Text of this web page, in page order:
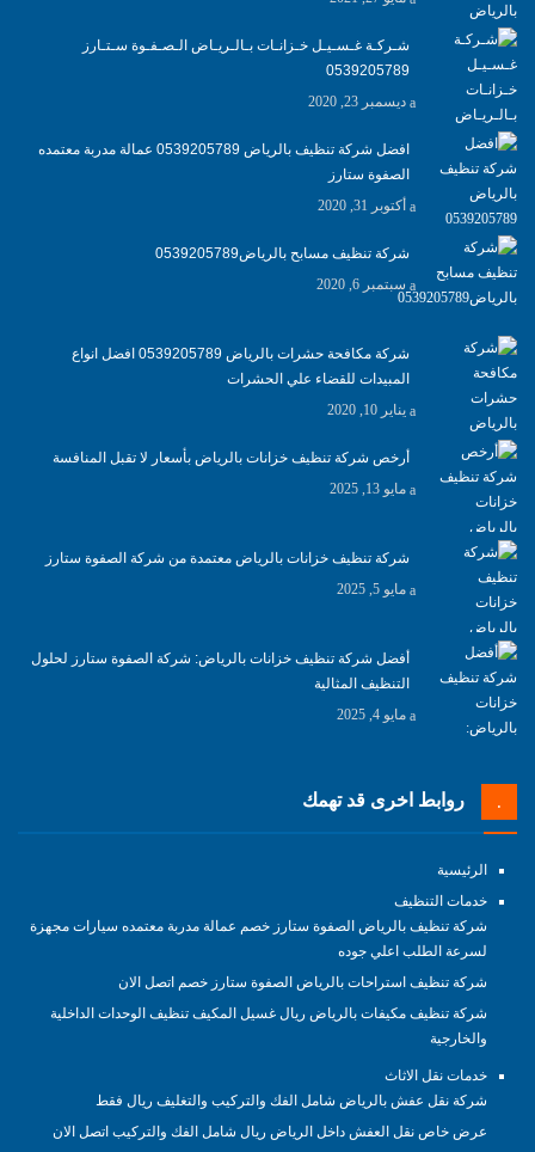
شـركـة غـسـيـل خـزانـات بـالـريـاض الـصـفـوة سـتـارز
0539205789
ديسمبر 23, 2020
افضل شركة تنظيف بالرياض 0539205789 عمالة مدربة معتمده
الصفوة ستارز
أكتوبر 31, 2020
شركة تنظيف مسابح بالرياض0539205789
سبتمبر 6, 2020
شركة مكافحة حشرات بالرياض 0539205789 افضل انواع
المبيدات للقضاء علي الحشرات
يناير 10, 2020
أرخص شركة تنظيف خزانات بالرياض بأسعار لا تقبل المنافسة
مايو 13, 2025
شركة تنظيف خزانات بالرياض معتمدة من شركة الصفوة ستارز
مايو 5, 2025
أفضل شركة تنظيف خزانات بالرياض: شركة الصفوة ستارز لحلول
التنظيف المثالية
مايو 4, 2025
روابط اخرى قد تهمك
الرئيسية
خدمات التنظيف
شركة تنظيف بالرياض الصفوة ستارز خصم عمالة مدربة معتمده سيارات مجهزة
لسرعة الطلب اعلي جوده
شركة تنظيف استراحات بالرياض الصفوة ستارز خصم اتصل الان
شركة تنظيف مكيفات بالرياض ريال غسيل المكيف تنظيف الوحدات الداخلية
والخارجية
خدمات نقل الاثاث
شركة نقل عفش بالرياض شامل الفك والتركيب والتغليف ريال فقط
عرض خاص نقل العفش داخل الرياض ريال شامل الفك والتركيب اتصل الان